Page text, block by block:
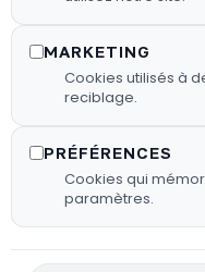
MARKETING
Cookies utilisés à
reciblage.
PRÉFÉRENCES
Cookies qui
paramètres.